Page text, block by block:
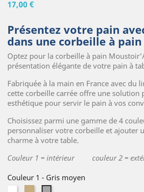
17,00 €
Présentez votre pain
dans une corbeille à
Optez pour la corbeille à pain
présentation élégante de votre pain à
Fabriquée à la main en France avec du
cette corbeille carrée offre une solution
esthétique pour servir le pain à vos
Choisissez parmi une gamme de 4
personnaliser votre corbeille et ajouter
charme à votre table.
Couleur 1 = intérieur couleur 2 =
Couleur 1 - Gris moyen